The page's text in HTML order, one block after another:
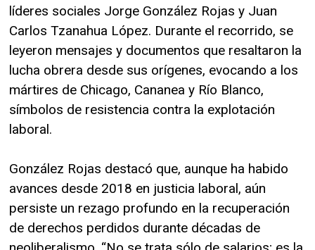
líderes sociales Jorge González Rojas y Juan
Carlos Tzanahua López. Durante el recorrido, se
leyeron mensajes y documentos que resaltaron la
lucha obrera desde sus orígenes, evocando a los
mártires de Chicago, Cananea y Río Blanco,
símbolos de resistencia contra la explotación
laboral.
González Rojas destacó que, aunque ha habido
avances desde 2018 en justicia laboral, aún
persiste un rezago profundo en la recuperación
de derechos perdidos durante décadas de